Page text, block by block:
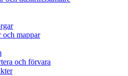
och mappar
och förvara